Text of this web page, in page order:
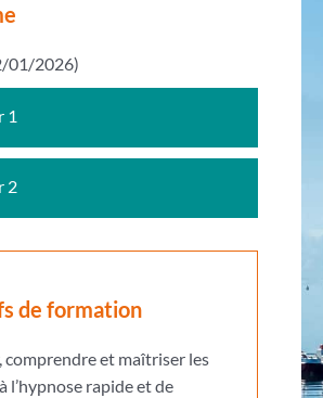
01/2026)
1
2
de formation
comprendre et maîtriser les
l’hypnose rapide et de